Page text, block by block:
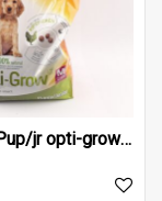
Fokker Pup/jr opti-grow m 2.5kg